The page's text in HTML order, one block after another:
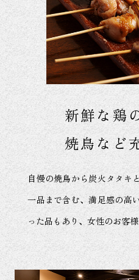
新鮮な鶏
焼鳥など
自慢の焼鳥から炭火タタキ
一品まで含む、満足感の高
った品もあり、女性のお客